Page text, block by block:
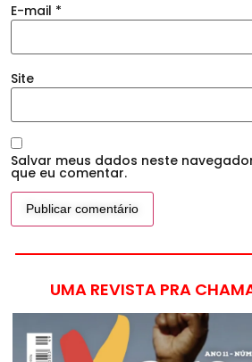
E-mail *
Site
Salvar meus dados neste
que eu comentar.
UMA REVISTA PRA